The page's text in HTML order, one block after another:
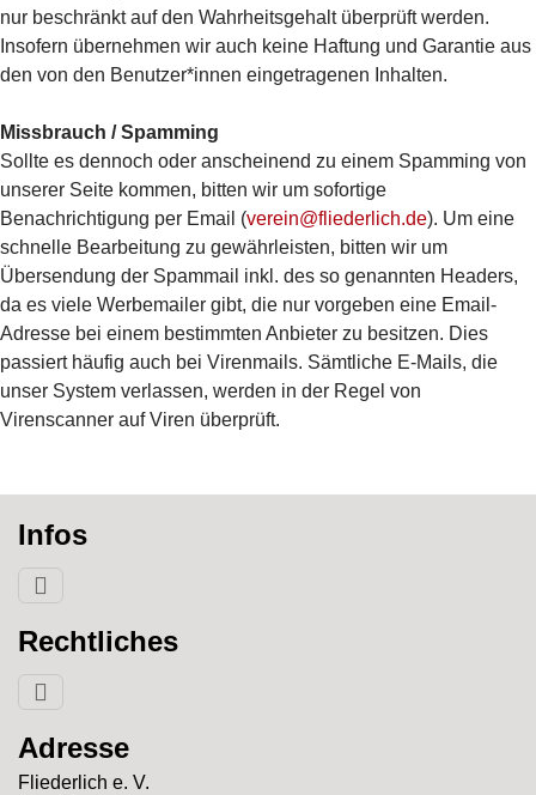
nur beschränkt auf den Wahrheitsgehalt überprüft werden.
Insofern übernehmen wir auch keine Haftung und Garantie aus
den von den Benutzer*innen eingetragenen Inhalten.
Missbrauch / Spamming
Sollte es dennoch oder anscheinend zu einem Spamming von
unserer Seite kommen, bitten wir um sofortige
Benachrichtigung per Email (verein@fliederlich.de). Um eine
schnelle Bearbeitung zu gewährleisten, bitten wir um
Übersendung der Spammail inkl. des so genannten Headers,
da es viele Werbemailer gibt, die nur vorgeben eine Email-
Adresse bei einem bestimmten Anbieter zu besitzen. Dies
passiert häufig auch bei Virenmails. Sämtliche E-Mails, die
unser System verlassen, werden in der Regel von
Virenscanner auf Viren überprüft.
Infos
Rechtliches
Adresse
Fliederlich e. V.